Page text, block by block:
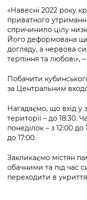
Kyiv International
Річні звіти
Гендерна
Безбар'єрність
Київська міська
Портал
Безбар'єрність
Портал послуг
Міський
Уряд» – місцевий
Важливе під час
Про відкриті дані
Портал даних
Публічні
«Навесні 2022 року
приватного
спричинило цілу
Його деформована
догляду, а нервова
терпіння та любові»,
Побачити
за Центральним
Нагадаємо, що вхід у
території – до 18:30.
понеділок – з 12:00 до
до 17:00.
Закликаємо містян
обачними та під час
переходити в